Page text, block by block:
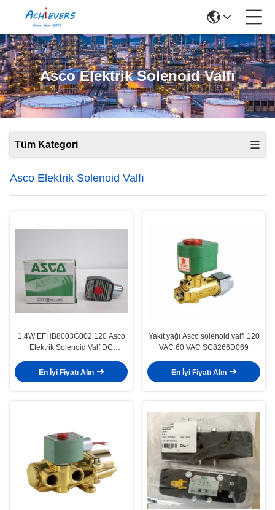
Asco Elektrik Solenoid Valfı
Tüm Kategori
Asco Elektrik Solenoid Valfı
1.4W EFHB8003G002.120 Asco
Elektrik Solenoid Valf DC
En İyi Fiyatı Alın
Yakıt yağı Asco solenoid valfi 120
VAC 60 VAC SC8266D069
En İyi Fiyatı Alın